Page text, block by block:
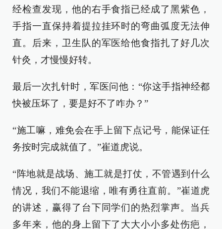
经检查发现，他的右手食指已经成了黑紫色，
手指一直保持着提拉挂环时的弯曲弧度无法伸
直。后来，卫生队的军医给他食指扎了好几次
针灸，才慢慢好转。
最后一次扎针时，军医问他：“你这手指神经都
快被压坏了，要是好不了咋办？”
“施工嘛，难免会在手上留下点记号，能保证任
务按时完成就值了。”崔道虎说。
“阵地就是战场、施工就是打仗，不管遇到什么
情况，我们不能退缩，唯有勇往直前。”崔道虎
的讲述，赢得了台下同学们的热烈掌声。当兵
多年来，他的身上留下了大大小小多处伤疤，